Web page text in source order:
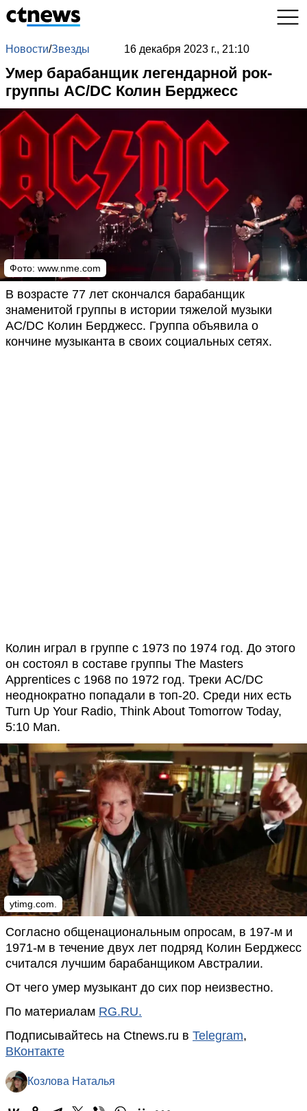
Новости/Звезды 16 декабря 2023 г., 21:10
Умер барабанщик легендарной рок-
группы AC/DC Колин Берджесс
Фото: www.nme.com
В возрасте 77 лет скончался барабанщик
знаменитой группы в истории тяжелой музыки
AC/DC Колин Берджесс. Группа объявила о
кончине музыканта в своих социальных сетях.
Колин играл в группе с 1973 по 1974 год. До этого
он состоял в составе группы The Masters
Apprentices с 1968 по 1972 год. Треки AC/DC
неоднократно попадали в топ-20. Среди них есть
Turn Up Your Radio, Think About Tomorrow Today,
5:10 Man.
ytimg.com.
Согласно общенациональным опросам, в 197-м и
1971-м в течение двух лет подряд Колин Берджесс
считался лучшим барабанщиком Австралии.
От чего умер музыкант до сих пор неизвестно.
По материалам RG.RU.
Подписывайтесь на Ctnews.ru в Telegram,
ВКонтакте
Козлова Наталья